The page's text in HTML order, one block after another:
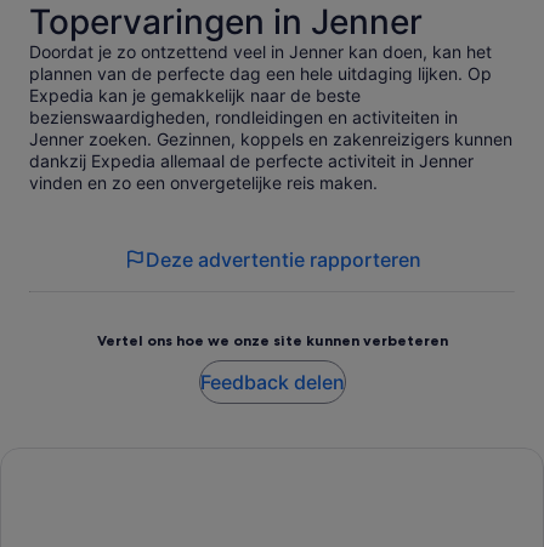
Topervaringen in Jenner
Doordat je zo ontzettend veel in Jenner kan doen, kan het
plannen van de perfecte dag een hele uitdaging lijken. Op
Expedia kan je gemakkelijk naar de beste
bezienswaardigheden, rondleidingen en activiteiten in
Jenner zoeken. Gezinnen, koppels en zakenreizigers kunnen
dankzij Expedia allemaal de perfecte activiteit in Jenner
vinden en zo een onvergetelijke reis maken.
Deze advertentie rapporteren
Vertel ons hoe we onze site kunnen verbeteren
Feedback delen